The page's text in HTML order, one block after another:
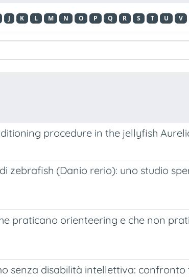
J K L M N O P Q R S T U V
procedure in the jellyfish
zebrafish (Danio rerio): uno studio
praticano orienteering e che non
senza disabilità intellettiva: confronto